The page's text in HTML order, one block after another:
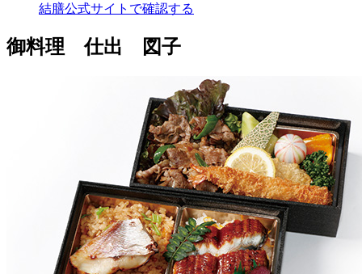
結膳公式サイトで確認する
御料理 仕出 図子